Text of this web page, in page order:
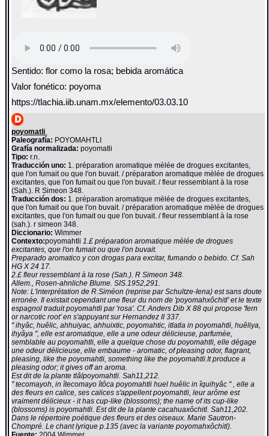
Sentido: flor como la rosa; bebida aromática
Valor fonético: poyoma
https://tlachia.iib.unam.mx/elemento/03.03.10
poyomatli
Paleografía: POYOMAHTLI
Grafía normalizada: poyomatli
Tipo: r.n.
Traducción uno: 1. préparation aromatique mèlée de drogues excitantes,
que l'on fumait ou que l'on buvait. / préparation aromatique mèlée de drogues
excitantes, que l'on fumait ou que l'on buvait. / fleur ressemblant à la rose
(Sah.). R Simeon 348.
Traducción dos: 1. préparation aromatique mèlée de drogues excitantes,
que l'on fumait ou que l'on buvait. / préparation aromatique mèlée de drogues
excitantes, que l'on fumait ou que l'on buvait. / fleur ressemblant à la rose
(sah.). r simeon 348.
Diccionario:Wimmer
Contexto:poyomahtli1.£ préparation aromatique mèlée de drogues
excitantes, que l'on fumait ou que l'on buvait.
Preparado aromatico y con drogas para excitar, fumando o bebido. Cf. Sah
HG X 24 17.
2.£ fleur ressemblant à la rose (Sah.). R Simeon 348.
Allem., Rosen-ahnliche Blume. SIS.1952,291.
Note: L'interprétation de R.Siméon (reprise par Schultze-Iena) est sans doute
erronée. Il existait cependant une fleur du nom de 'poyomahxôchitl' et le texte
espagnol traduit poyomahtli par 'rosa'. Cf. Anders Dib X 88 qui propose 'fern
or narcotic root' en s'appuyant sur Hernandez II 337.
" ihyâc, huêlic, ahhuiyac, ahhuixtic, poyomahtic, itlatla in poyomahtli, huêliya,
ihyâya ", elle est aromatique, elle a une odeur délicieuse, parfumée,
semblable au poyomahtli, elle a quelque chose du poyomahtli, elle dégage
une odeur délicieuse, elle embaume - aromatic, of pleasing odor, flagrant,
pleasing, like the poyomahtli, something like the poyomahtli.It produce a
pleasing odor; it gives off an aroma.
Est dit de la plante tlâlpoyomahtli. Sah11,212.
" tecomayoh, in îtecomayo îtôca poyomahtli huel huêlic in îquihyâc " , elle a
des fleurs en calice, ses calices s'appellent poyomahtli, leur arôme est
vraiment délicieux - it has cup-like (blossoms); the name of its cup-like
(blossoms) is poyomahtli. Est dit de la plante cacahuaxôchitl. Sah11,202.
Dans le répertoire poétique des fleurs et des oiseaux. Marie Sautron-
Chompré. Le chant lyrique p.135 (avec la variante poyomahxôchitl).